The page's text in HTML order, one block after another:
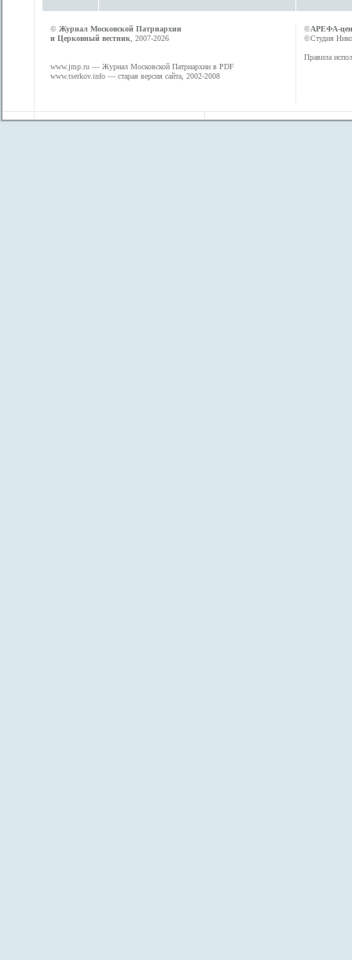
© Журнал Московской Патриархии
и Церковный вестник , 2007-2026
www.jmp.ru — Журнал Московской Патриархии в PDF
www.tserkov.info — старая версия сайта, 2002-2008
©АРЕФА-
©Студия
Правила